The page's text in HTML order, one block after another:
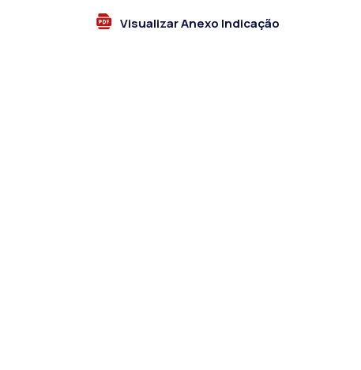
Visualizar Anexo Indicação